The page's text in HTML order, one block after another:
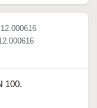
100.